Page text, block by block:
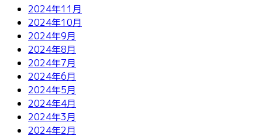
2024年11月
2024年10月
2024年9月
2024年8月
2024年7月
2024年6月
2024年5月
2024年4月
2024年3月
2024年2月